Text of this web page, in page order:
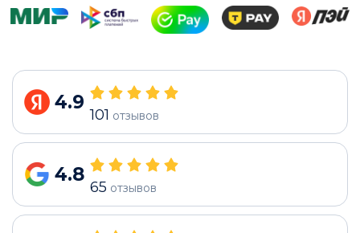
4.9
101 отзывов
4.8
65 отзывов